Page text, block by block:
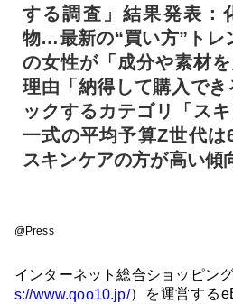
する調査」結果発表：
物…最新の“買い方”トレ
の女性が「成分や素材を
理由「納得して購入で
ックするカテゴリ「ス
一式の平均予算Z世代
スキンケアの方が高い傾
@Press
インターネット総合ショッピン
s://www.qoo10.jp/）を運営する